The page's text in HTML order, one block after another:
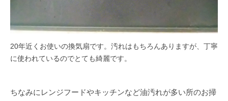
20年近くお使いの換気扇です。汚れはもちろんありますが、丁寧
に使われているのでとても綺麗です。
ちなみにレンジフードやキッチンなど油汚れが多い所のお掃